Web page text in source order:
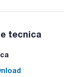
tecnica